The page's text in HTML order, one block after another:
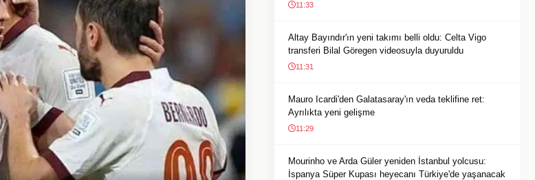
11:33
Altay Bayındır'ın yeni takımı belli oldu: Celta Vigo
transferi Bilal Göregen videosuyla duyuruldu
11:31
Mauro Icardi'den Galatasaray'ın veda teklifine ret:
Ayrılıkta yeni gelişme
11:29
Mourinho ve Arda Güler yeniden İstanbul yolcusu:
İspanya Süper Kupası heyecanı Türkiye'de yaşanacak